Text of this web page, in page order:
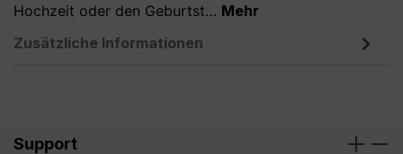
Hochzeit oder den Geburtst… Mehr
Zusätzliche Informationen
Support